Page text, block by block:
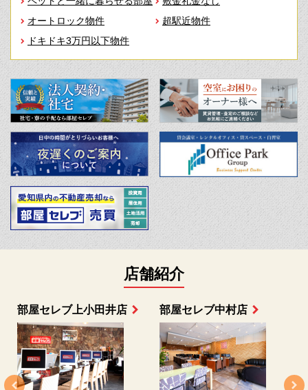
オートロック物件
超駅近物件
ドキドキ3万円以下物件
店舗紹介
部屋セレブ上小田井店 部屋セレブ中村店